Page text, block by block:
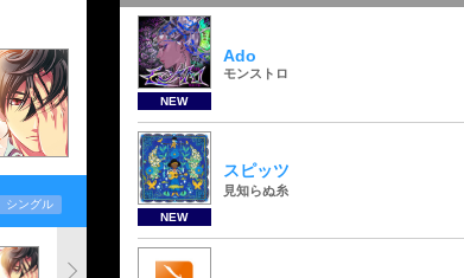
シングル
NEW
Ado
モンストロ
NEW
スピッツ
見知らぬ糸